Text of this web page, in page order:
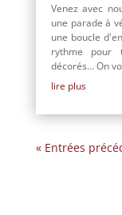
Venez avec
une parade à
une boucle
rythme pour
décorés... On
lire plus
« Entrées